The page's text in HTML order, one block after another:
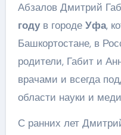
Абзалов Дмитрий
годув городе Уфа,
Башкортостане, в
родители, Габит и
врачами и всегда
области науки и
С ранних лет